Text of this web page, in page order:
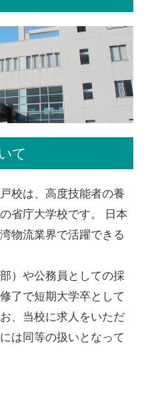
て
校は、高度技能者の養
省庁大学校です。 日本
物流業界で活躍できる
）や公務員としての採
了で短期大学卒として
、当校に求人をいただ
は同等の扱いとなって